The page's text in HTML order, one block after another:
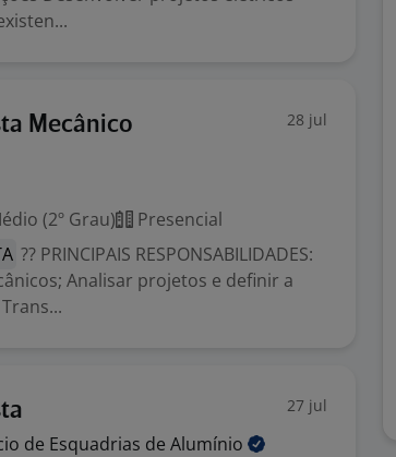
Mecânico 28 jul
(2º Grau)
Presencial
?? PRINCIPAIS RESPONSABILIDADES:
Analisar projetos e definir a
27 jul
de Esquadrias de Alumínio